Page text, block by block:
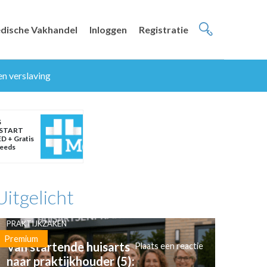
Vakhandel Inloggen Registratie
verslaving
+ Gratis
Premium
PRAKTIJKZAKEN
Van startende huisarts
naar praktijkhouder (5):
Plaats een reactie